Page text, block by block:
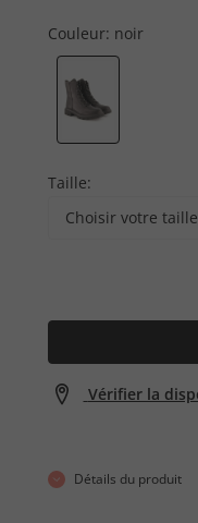
Couleur: noir
Taille:
Choisir votre taille
Vérifier la
Détails du produit